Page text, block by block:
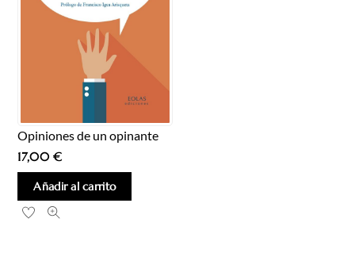
Opiniones de un opinante
17,00€
Añadir al carrito